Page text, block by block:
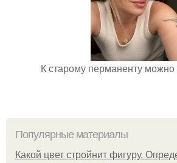
К старому перманенту можно
Популярные материалы
Какой цвет стройнит фигуру.